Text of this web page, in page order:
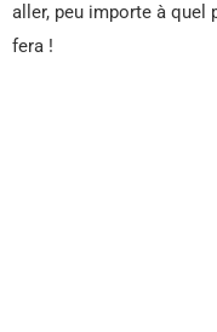
aller, peu importe à quel
fera !